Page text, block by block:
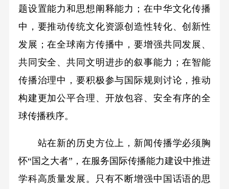
题设置能力和思想阐释能力；在中华文化传播
中，要推动传统文化资源创造性转化、创新性
发展；在全球南方传播中，要增强共同发展、
共同安全、共同文明进步的叙事能力；在智能
传播治理中，要积极参与国际规则讨论，推动
构建更加公平合理、开放包容、安全有序的全
球传播秩序。
站在新的历史方位上，新闻传播学必须胸
怀“国之大者”，在服务国际传播能力建设中推进
学科高质量发展。只有不断增强中国话语的思